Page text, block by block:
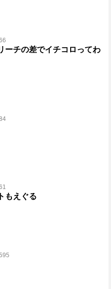
ーチの差でイチコロってわ
もえぐる